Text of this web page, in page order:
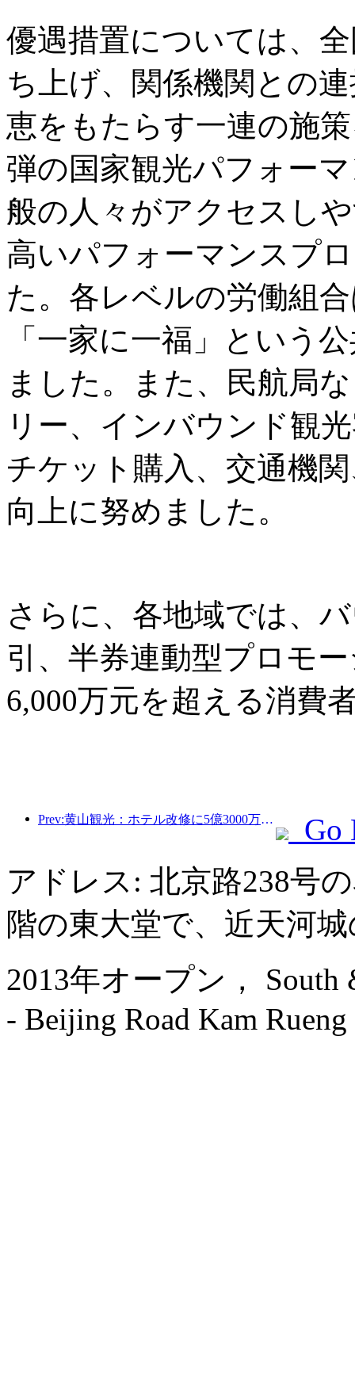
優遇措置については、
ち上げ、関係機関との
恵をもたらす一連の施
弾の国家観光パフォー
般の人々がアクセスし
高いパフォーマンスプ
た。各レベルの労働組
「一家に一福」という
ました。また、民航局
リー、インバウンド観
チケット購入、交通機
向上に努めました。
さらに、各地域では、
引、半券連動型プロモ
6,000万元を超える消費
Prev:黄山観光：ホテル改修に5億3000万元を投資する計画
Go
アドレス: 北京路238号
階の東大堂で、近天河
2013年オープン， South
- Beijing Road Kam Rueng